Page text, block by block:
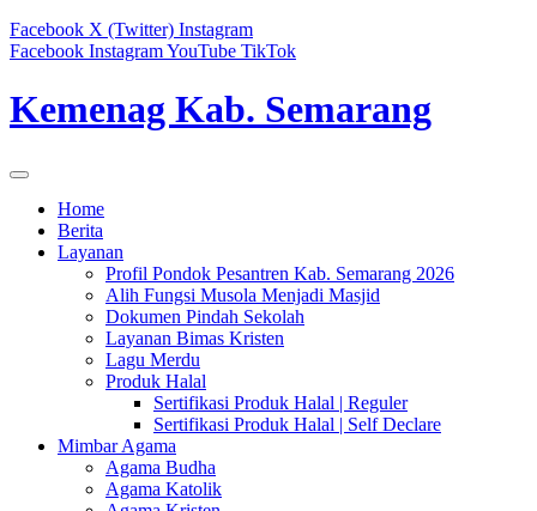
Facebook X (Twitter) Instagram
Facebook InstagramYouTube TikTok
Kemenag Kab. Semarang
Home
Berita
Layanan
Profil Pondok Pesantren Kab. Semarang 2026
Alih Fungsi Musola Menjadi Masjid
Dokumen Pindah Sekolah
Layanan Bimas Kristen
Lagu Merdu
Produk Halal
Sertifikasi Produk Halal | Reguler
Sertifikasi Produk Halal | Self Declare
Mimbar Agama
Agama Budha
Agama Katolik